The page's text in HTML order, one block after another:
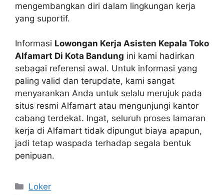
mengembangkan diri dalam lingkungan kerja
yang suportif.
Informasi Lowongan Kerja Asisten Kepala Toko
Alfamart Di Kota Bandung ini kami hadirkan
sebagai referensi awal. Untuk informasi yang
paling valid dan terupdate, kami sangat
menyarankan Anda untuk selalu merujuk pada
situs resmi Alfamart atau mengunjungi kantor
cabang terdekat. Ingat, seluruh proses lamaran
kerja di Alfamart tidak dipungut biaya apapun,
jadi tetap waspada terhadap segala bentuk
penipuan.
Kategori
Loker